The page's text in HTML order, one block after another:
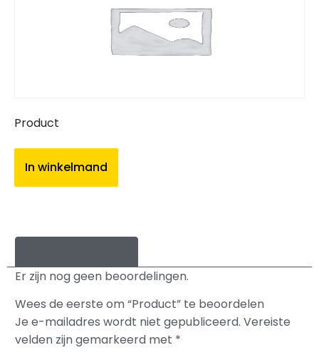
Product
In winkelmand
Er zijn nog geen beoordelingen.
Wees de eerste om “Product” te beoordelen
Je e-mailadres wordt niet gepubliceerd. Vereiste
velden zijn gemarkeerd met *